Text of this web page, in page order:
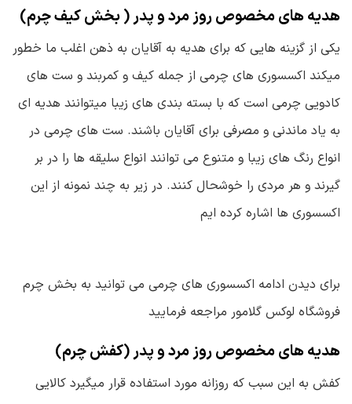
هدیه های مخصوص روز مرد و پدر ( بخش کیف چرم)
یکی از گزینه هایی که برای هدیه به آقایان به ذهن اغلب ما خطور
میکند اکسسوری های چرمی از جمله کیف و کمربند و ست های
کادویی چرمی است که با بسته بندی های زیبا میتوانند هدیه ای
به یاد ماندنی و مصرفی برای آقایان باشند. ست های چرمی در
انواع رنگ های زیبا و متنوع می توانند انواع سلیقه ها را در بر
گیرند و هر مردی را خوشحال کنند. در زیر به چند نمونه از این
اکسسوری ها اشاره کرده ایم
برای دیدن ادامه اکسسوری های چرمی می توانید به بخش چرم
فروشگاه لوکس گلامور مراجعه فرمایید
هدیه های مخصوص روز مرد و پدر (کفش چرم)
کفش به این سبب که روزانه مورد استفاده قرار میگیرد کالایی